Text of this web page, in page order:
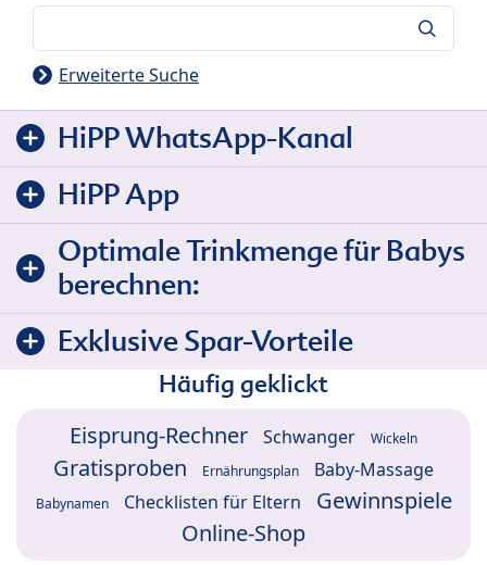
Erweiterte Suche
HiPP WhatsApp-Kanal
HiPP App
Optimale Trinkmenge für Babys
berechnen:
Exklusive Spar-Vorteile
Häufig geklickt
Eisprung-Rechner Schwanger Wickeln
Gratisproben Ernährungsplan Baby-Massage
Babynamen Checklisten für Eltern
Gewinnspiele
Online-Shop